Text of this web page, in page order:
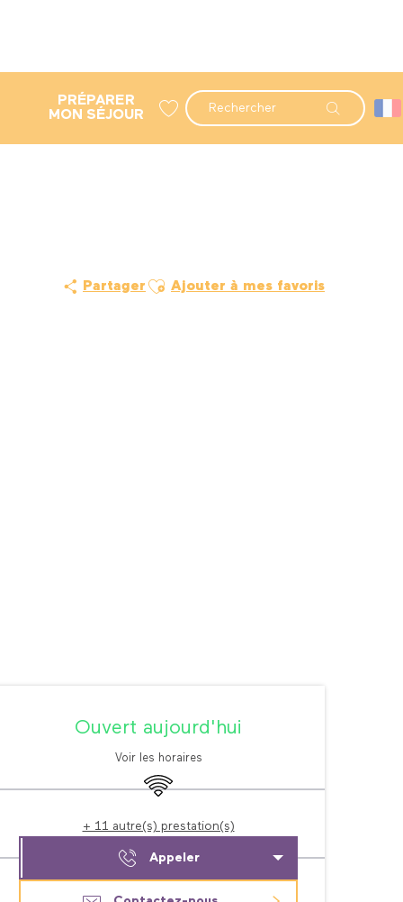
Recherche
PRÉPARER
MON SÉJOUR
Partager Ajouter aux favoris
Ajouter à mes favoris
Ouverture et
Ouvert aujourd'hui
Voir les horaires
WiFi
+ 11 autre(s) prestation(s)
Appeler